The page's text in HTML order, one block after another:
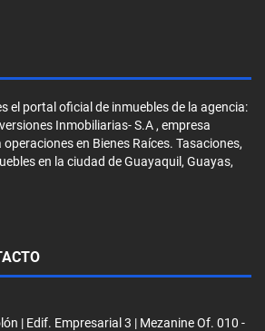
el portal oficial de inmuebles de la agencia:
Inmobiliarias- S.A , empresa
en Bienes Raíces. Tasaciones,
en la ciudad de Guayaquil, Guayas,
| Edif. Empresarial 3 | Mezanine Of. 010 -